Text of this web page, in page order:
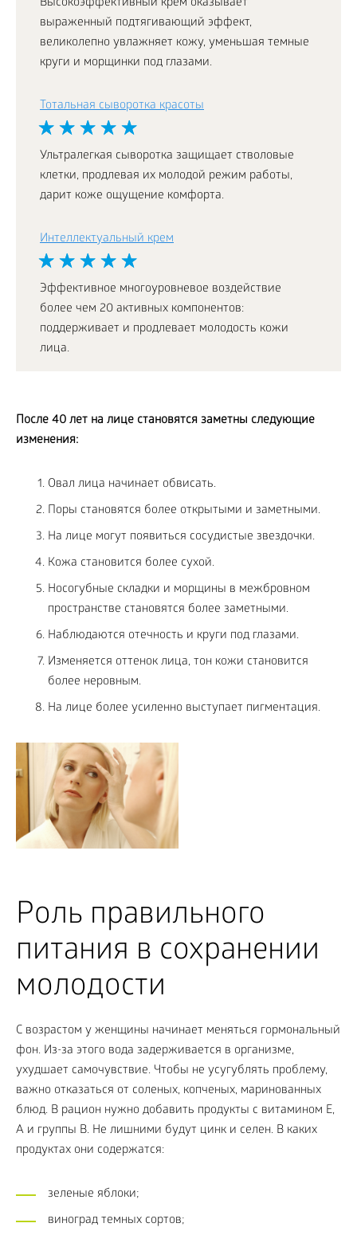
Высокоэффективный крем оказывает
выраженный подтягивающий эффект,
великолепно увлажняет кожу, уменьшая темные
круги и морщинки под глазами.
Тотальная сыворотка красоты
Ультралегкая сыворотка защищает стволовые
клетки, продлевая их молодой режим работы,
дарит коже ощущение комфорта.
Интеллектуальный крем
Эффективное многоуровневое воздействие
более чем 20 активных компонентов:
поддерживает и продлевает молодость кожи
лица.
После 40 лет на лице становятся заметны следующие
изменения:
Овал лица начинает обвисать.
Поры становятся более открытыми и заметными.
На лице могут появиться сосудистые звездочки.
Кожа становится более сухой.
Носогубные складки и морщины в межбровном
пространстве становятся более заметными.
Наблюдаются отечность и круги под глазами.
Изменяется оттенок лица, тон кожи становится
более неровным.
На лице более усиленно выступает пигментация.
Роль правильного
питания в сохранении
молодости
С возрастом у женщины начинает меняться гормональный
фон. Из-за этого вода задерживается в организме,
ухудшает самочувствие. Чтобы не усугублять проблему,
важно отказаться от соленых, копченых, маринованных
блюд. В рацион нужно добавить продукты с витамином E,
A и группы B. Не лишними будут цинк и селен. В каких
продуктах они содержатся:
зеленые яблоки;
виноград темных сортов;